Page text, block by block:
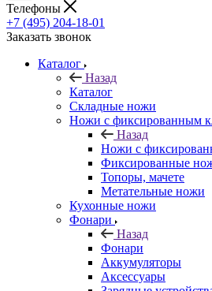
Телефоны
+7 (495) 204-18-01
Заказать звонок
Каталог
Назад
Каталог
Складные ножи
Ножи с фиксированным
Назад
Ножи с
Фиксированные
Топоры, мачете
Метательные ножи
Кухонные ножи
Фонари
Назад
Фонари
Аккумуляторы
Аксессуары